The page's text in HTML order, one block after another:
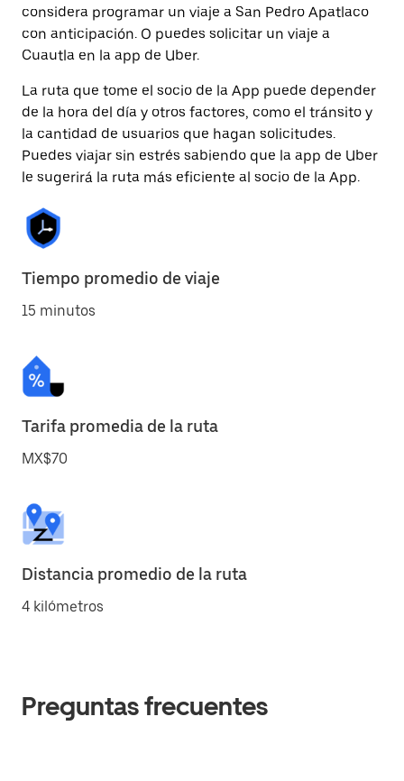
considera programar un viaje a San Pedro Apatlaco
con anticipación. O puedes solicitar un viaje a
Cuautla en la app de Uber.
La ruta que tome el socio de la App puede depender
de la hora del día y otros factores, como el tránsito y
la cantidad de usuarios que hagan solicitudes.
Puedes viajar sin estrés sabiendo que la app de Uber
le sugerirá la ruta más eficiente al socio de la App.
Tiempo promedio de viaje
15 minutos
Tarifa promedia de la ruta
MX$70
Distancia promedio de la ruta
4 kilómetros
Preguntas frecuentes